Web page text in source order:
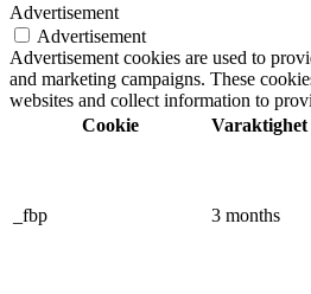
Advertisement
Advertisement
Advertisement cookies are used to
and marketing campaigns. These
websites and collect information to
Cookie
Varaktighet
_fbp 3 months